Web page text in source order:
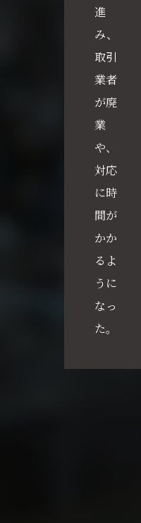
進
み、
取引
業者
が廃
業
や、
対応
に時
間が
かか
るよ
うに
なっ
た。